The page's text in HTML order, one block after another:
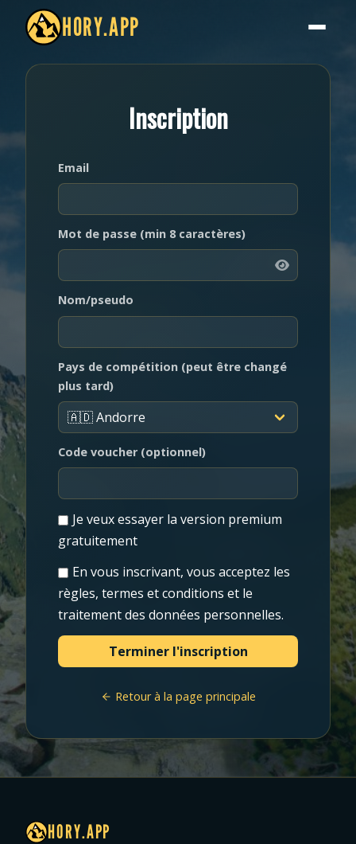
HORY.APP
Inscription
Email
Mot de passe (min 8 caractères)
Nom/pseudo
Pays de compétition (peut être changé
plus tard)
Code voucher (optionnel)
Je veux essayer la version premium
gratuitement
En vous inscrivant, vous acceptez les
règles, termes et conditions et le
traitement des données personnelles.
Retour à la page principale
HORY.APP